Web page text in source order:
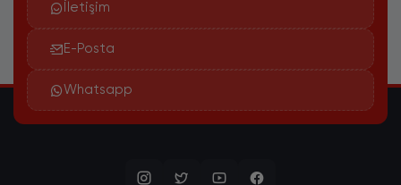
İletişim
E-Posta
Whatsapp